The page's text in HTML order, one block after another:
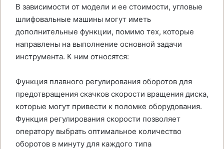
В зависимости от модели и ее стоимости, угловые
шлифовальные машины могут иметь
дополнительные функции, помимо тех, которые
направлены на выполнение основной задачи
инструмента. К ним относятся:
Функция плавного регулирования оборотов для
предотвращения скачков скорости вращения диска,
которые могут привести к поломке оборудования.
Функция регулирования скорости позволяет
оператору выбрать оптимальное количество
оборотов в минуту для каждого типа